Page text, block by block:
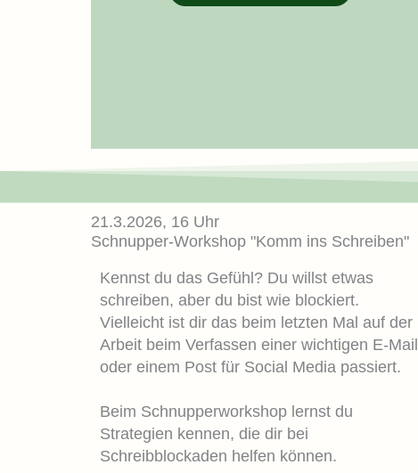
21.3.2026, 16 Uhr
Schnupper-Workshop "Komm ins Schreiben"
Kennst du das Gefühl? Du willst etwas
schreiben, aber du bist wie blockiert.
Vielleicht ist dir das beim letzten Mal auf der
Arbeit beim Verfassen einer wichtigen E-Mail
oder einem Post für Social Media passiert.
Beim Schnupperworkshop lernst du
Strategien kennen, die dir bei
Schreibblockaden helfen können.